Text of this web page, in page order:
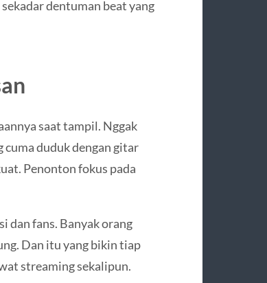
dentuman beat yang
saat tampil. Nggak
cuma duduk dengan gitar
Penonton fokus pada
dan fans. Banyak orang
Dan itu yang bikin tiap
streaming sekalipun.